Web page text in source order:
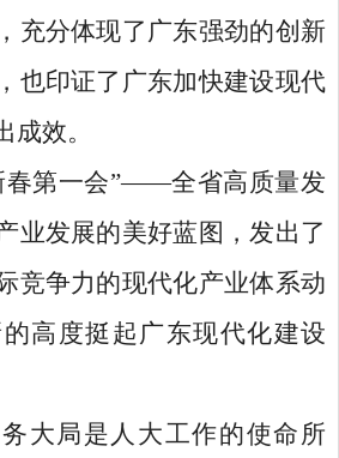
充分体现了广东强劲的创新
也印证了广东加快建设现代
效。
春第一会”——全省高质量发
业发展的美好蓝图，发出了
竞争力的现代化产业体系动
高度挺起广东现代化建设
大局是人大工作的使命所